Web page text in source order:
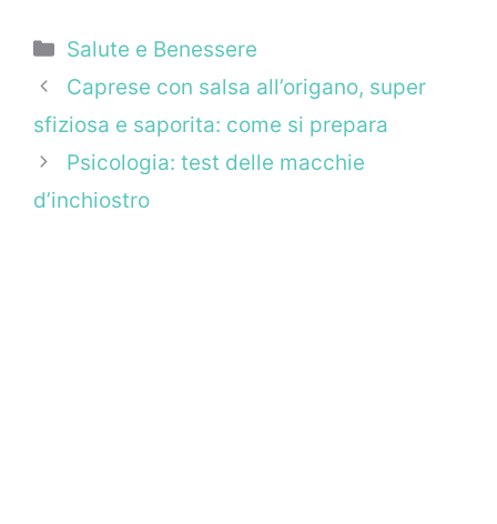
Categorie
Salute e Benessere
Caprese con salsa all’origano, super
sfiziosa e saporita: come si prepara
Psicologia: test delle macchie
d’inchiostro